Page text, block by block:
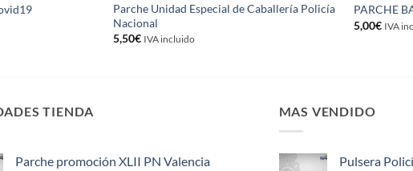
Parche Unidad Especial de Caballería Policía
Nacional
5,50€ IVA incluido
PARCHE
5,00€ IVA
TIENDA
Parche promoción XLII PN Valencia
MAS VENDIDO
Pulsera